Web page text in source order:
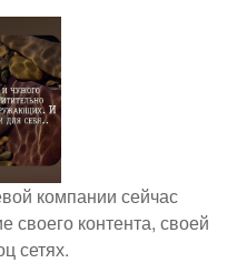
компании сейчас
своего контента, своей
сетях.